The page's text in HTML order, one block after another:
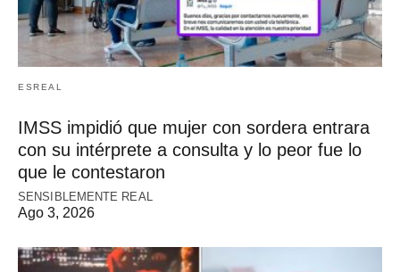
ESREAL
IMSS impidió que mujer con sordera entrara
con su intérprete a consulta y lo peor fue lo
que le contestaron
SENSIBLEMENTE REAL
Ago 3, 2026